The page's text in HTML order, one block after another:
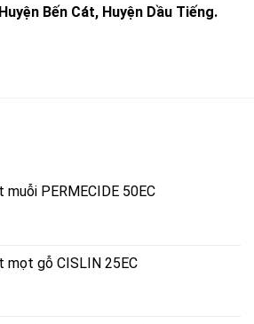
Bến Cát, Huyện Dầu Tiếng.
PERMECIDE 50EC
mọt gỗ CISLIN 25EC